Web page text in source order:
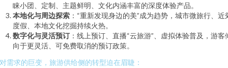
睐小团、定制、主题鲜明、文化内涵丰富的深度体验产品。
本地化与周边探索 ：“重新发现身边的美”成为趋势，城市微旅行、近
度假、本地文化挖掘持续火热。
数字化与灵活预订 ：线上预订、直播“云旅游”、虚拟体验普及，游客
向于更灵活、可免费取消的预订政策。
需求的巨变，旅游供给侧的转型迫在眉睫：